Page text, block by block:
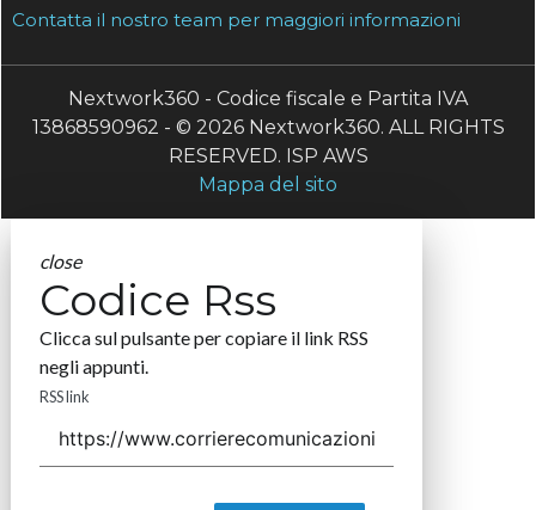
Contatta il nostro team per maggiori informazioni
Nextwork360 - Codice fiscale e Partita IVA
13868590962 - © 2026 Nextwork360. ALL RIGHTS
RESERVED. ISP AWS
Mappa del sito
close
Codice Rss
Clicca sul pulsante per copiare il link RSS
negli appunti.
RSS link